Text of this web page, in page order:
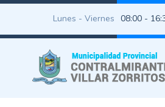
Lunes - Viernes 08:00 -